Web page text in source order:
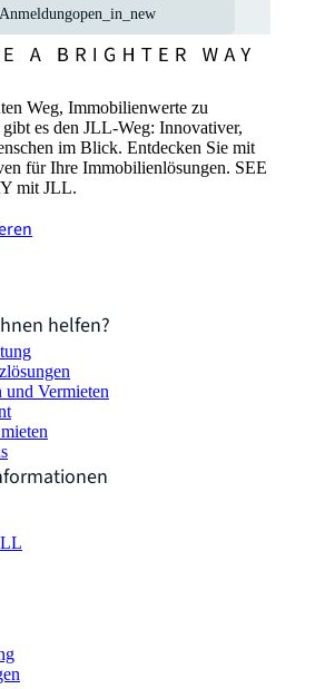
open_in_new
Weg, Immobilienwerte zu
es den JLL-Weg: Innovativer,
im Blick. Entdecken Sie mit
für Ihre Immobilienlösungen. SEE
mit JLL.
helfen?
und Vermieten